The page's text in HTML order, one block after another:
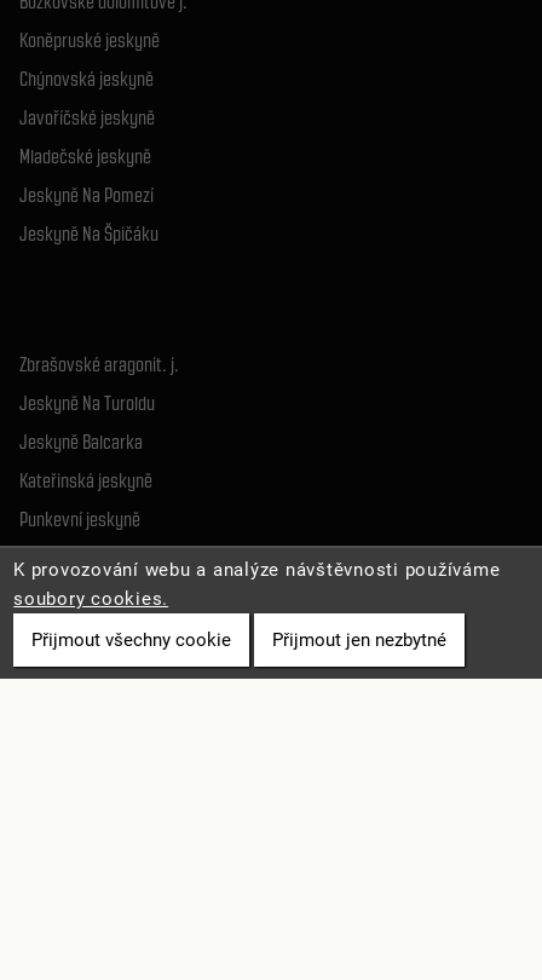
Koněpruské jeskyně
Chýnovská jeskyně
Javoříčské jeskyně
Mladečské jeskyně
Jeskyně Na Pomezí
Jeskyně Na Špičáku
Zbrašovské aragonit. j.
Jeskyně Na Turoldu
Jeskyně Balcarka
Kateřinská jeskyně
Punkevní jeskyně
Sloupsko-šošůvské j.
Jeskyně Výpustek
SLUŽBY A INFO
K provozování webu a analýze návštěvnosti používáme
soubory cookies.
Přijmout všechny cookie
Přijmout jen nezbytné